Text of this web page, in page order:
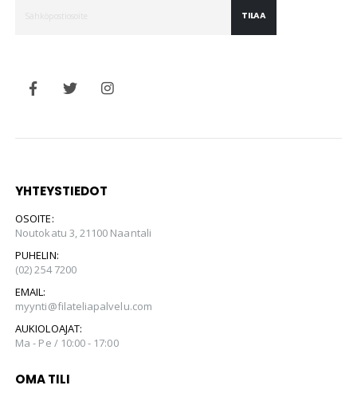
TILAA
YHTEYSTIEDOT
OSOITE:
Noutokatu 3, 21100 Naantali
PUHELIN:
(02) 254 7200
EMAIL:
myynti@filateliapalvelu.com
AUKIOLOAJAT:
Ma - Pe / 10:00 - 17:00
OMA TILI